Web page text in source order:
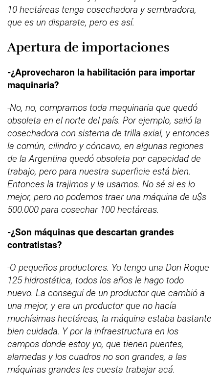
10 hectáreas tenga cosechadora y sembradora,
que es un disparate, pero es así.
Apertura de importaciones
-¿Aprovecharon la habilitación para importar
maquinaria?
-No, no, compramos toda maquinaria que quedó
obsoleta en el norte del país. Por ejemplo, salió la
cosechadora con sistema de trilla axial, y entonces
la común, cilindro y cóncavo, en algunas regiones
de la Argentina quedó obsoleta por capacidad de
trabajo, pero para nuestra superficie está bien.
Entonces la trajimos y la usamos. No sé si es lo
mejor, pero no podemos traer una máquina de u$s
500.000 para cosechar 100 hectáreas.
-¿Son máquinas que descartan grandes
contratistas?
-O pequeños productores. Yo tengo una Don Roque
125 hidrostática, todos los años le hago todo
nuevo. La conseguí de un productor que cambió a
una mejor, y era un productor que no hacía
muchísimas hectáreas, la máquina estaba bastante
bien cuidada. Y por la infraestructura en los
campos donde estoy yo, que tienen puentes,
alamedas y los cuadros no son grandes, a las
máquinas grandes les cuesta trabajar acá.